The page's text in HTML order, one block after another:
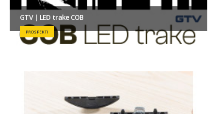
GTV | LED trake COB
PROSPEKTI